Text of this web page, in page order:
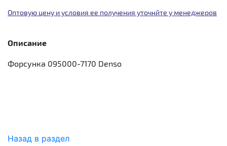
Оптовую цену и условия ее получения уточнйте у менеджеров
Описание
Форсунка 095000-7170 Denso
Назад в раздел